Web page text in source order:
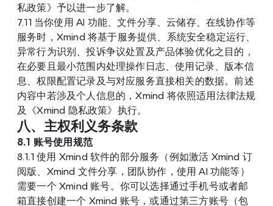
私政策》 予以进一步了解。
7.11 当你使用 AI 功能、文件分享、云储存、在线协作等
服务时，Xmind 将基于服务提供、系统安全稳定运行、
异常行为识别、投诉争议处置及产品体验优化之目的，
在必要且最小范围内处理操作日志、使用记录、版本信
息、权限配置记录及与对应服务直接相关的数据。前述
内容中若涉及个人信息的，Xmind 将依照适用法律法规
及
《Xmind 隐私政策》 执行。
八、主权利义务条款
8.1 账号使用规范
8.1.1 使用 Xmind 软件的部分服务（例如激活 Xmind 订
阅版、Xmind 文件分享，团队协作，使用 AI 功能等）
需要一个 Xmind 账号。你可以选择通过手机号或者邮
箱直接创建一个 Xmind 账号，或通过第三方账号（包